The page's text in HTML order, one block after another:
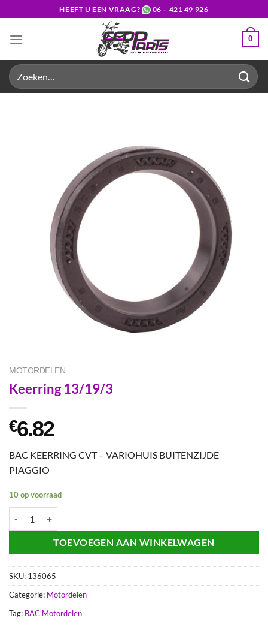
naar
inhoud
HEEFT U EEN VRAAG? 06 – 421 49 926
0
Zoeken
naar:
MOTORDELEN
Keerring 13/19/3
€6.82
BAC KEERRING CVT – VARIOHUIS BUITENZIJDE
PIAGGIO
10 op voorraad
TOEVOEGEN AAN WINKELWAGEN
SKU: 136065
Categorie: Motordelen
Tag: BAC Motordelen